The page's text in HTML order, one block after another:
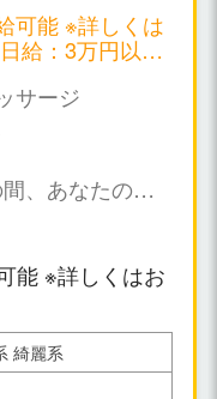
可能 ※詳しくは
サージ
、あなたの可
ません。
能 ※詳しくはお
綺麗系